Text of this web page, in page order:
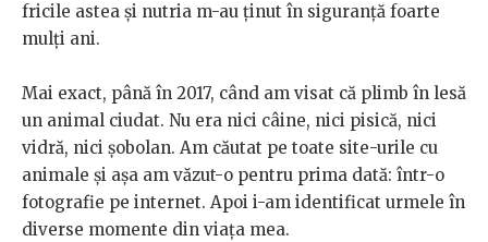
fricile astea și nutria m-au ținut în siguranță foarte
mulți ani.
Mai exact, până în 2017, când am visat că plimb în lesă
un animal ciudat. Nu era nici câine, nici pisică, nici
vidră, nici șobolan. Am căutat pe toate site-urile cu
animale și așa am văzut-o pentru prima dată: într-o
fotografie pe internet. Apoi i-am identificat urmele în
diverse momente din viața mea.